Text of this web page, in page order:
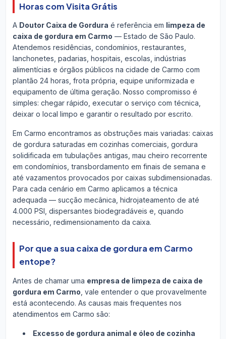
Horas com Visita Grátis
A Doutor Caixa de Gordura é referência em limpeza de
caixa de gordura em Carmo — Estado de São Paulo.
Atendemos residências, condomínios, restaurantes,
lanchonetes, padarias, hospitais, escolas, indústrias
alimentícias e órgãos públicos na cidade de Carmo com
plantão 24 horas, frota própria, equipe uniformizada e
equipamento de última geração. Nosso compromisso é
simples: chegar rápido, executar o serviço com técnica,
deixar o local limpo e garantir o resultado por escrito.
Em Carmo encontramos as obstruções mais variadas: caixas
de gordura saturadas em cozinhas comerciais, gordura
solidificada em tubulações antigas, mau cheiro recorrente
em condomínios, transbordamento em finais de semana e
até vazamentos provocados por caixas subdimensionadas.
Para cada cenário em Carmo aplicamos a técnica
adequada — sucção mecânica, hidrojateamento de até
4.000 PSI, dispersantes biodegradáveis e, quando
necessário, redimensionamento da caixa.
Por que a sua caixa de gordura em Carmo
entope?
Antes de chamar uma empresa de limpeza de caixa de
gordura em Carmo , vale entender o que provavelmente
está acontecendo. As causas mais frequentes nos
atendimentos em Carmo são:
Excesso de gordura animal e óleo de cozinha